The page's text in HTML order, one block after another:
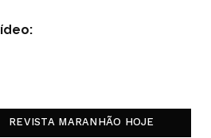
REVISTA MARANHÃO HOJE